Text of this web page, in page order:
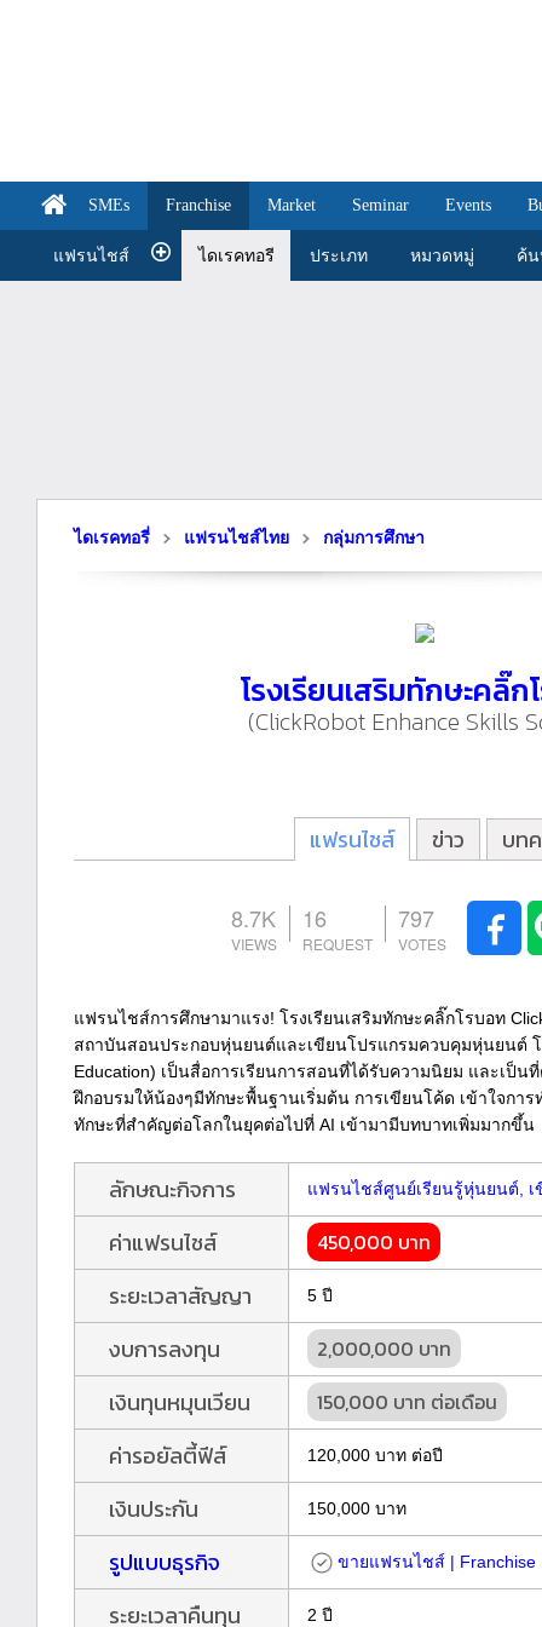
SMEs Franchise Market Seminar Events
แฟรนไชส์ ไดเรคทอรี ประเภท หมวดหมู่ ค้น
ไดเรคทอรี่ แฟรนไชส์ไทย กลุ่มการศึกษา
โรงเรียนเสริมทักษะคลิ๊ก
(ClickRobot Enhance Skills
แฟรนไชส์ ข่าว บท
8.7K 16 797
แฟรนไชส์การศึกษามาแรง! โรงเรียนเสริมทักษะคลิ๊กโรบอท
สถาบันสอนประกอบหุ่นยนต์และเขียนโปรแกรมควบคุมหุ่นยนต์ โ
Education) เป็นสื่อการเรียนการสอนที่ได้รับความนิยม และเป็น
ฝึกอบรมให้น้องๆมีทักษะพื้นฐานเริ่มต้น การเขียนโค้ด เข้าใจกา
ทักษะที่สำคัญต่อโลกในยุคต่อไปที่ AI เข้ามามีบทบาทเพิ่มมากขึ้น
ลักษณะกิจการ แฟรนไชส์ศูนย์เรียนรู้หุ่นยนต์, เ
ค่าแฟรนไชส์ 450,000 บาท
ระยะเวลาสัญญา 5 ปี
งบการลงทุน 2,000,000 บาท
เงินทุนหมุนเวียน 150,000 บาท ต่อเดือน
ค่ารอยัลตี้ฟีส์ 120,000 บาท ต่อปี
เงินประกัน 150,000 บาท
รูปแบบธุรกิจ ขายแฟรนไชส์ | Franchise
ระยะเวลาคืนทุน 2 ปี